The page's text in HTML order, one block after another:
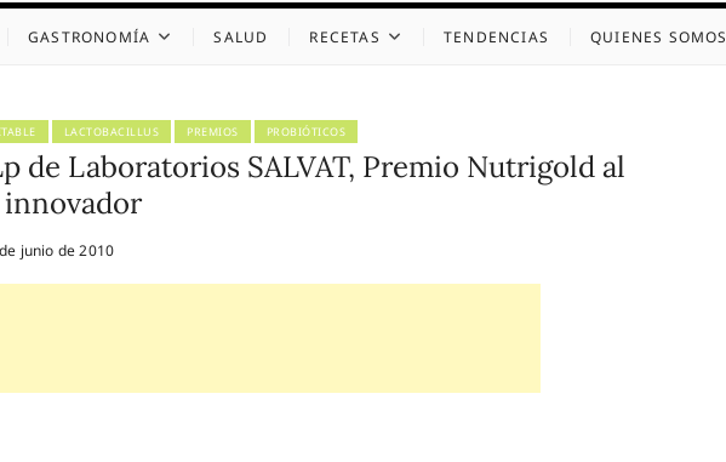
GASTRONOMÍA SALUD RECETAS TENDENCIAS QUIENES SOMOS
LACTOBACILLUS PREMIOS PROBIÓTICOS
de Laboratorios SALVAT, Premio Nutrigold al
junio de 2010